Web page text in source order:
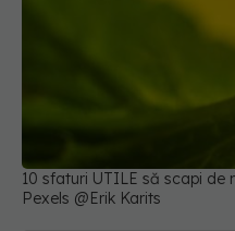
10 sfaturi UTILE să scapi de
Pexels @Erik Karits